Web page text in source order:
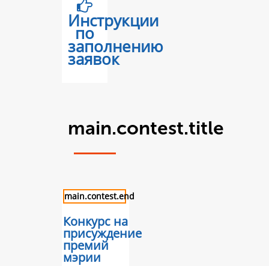
Инструкции
по
заполнению
заявок
main.contest.title
main.contest.end
Конкурс на
присуждение
премий
мэрии